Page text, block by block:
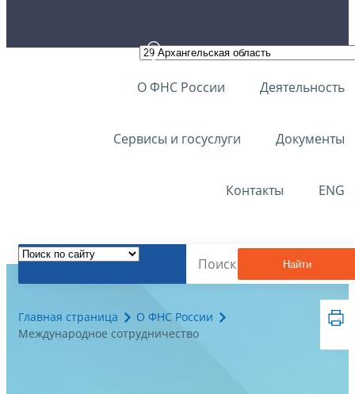
О ФНС России Деятельность
Сервисы и госуслуги Документы
Контакты ENG
Найти
Главная страница
О ФНС России
Международное сотрудничество